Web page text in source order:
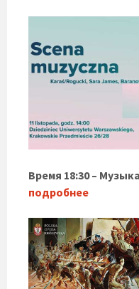
Время 18:30 –
подробнее